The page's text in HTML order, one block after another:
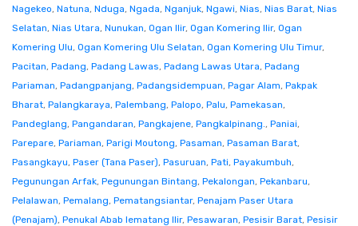
Nagekeo, Natuna, Nduga, Ngada, Nganjuk, Ngawi, Nias, Nias Barat, Nias
Selatan, Nias Utara, Nunukan, Ogan Ilir, Ogan Komering Ilir, Ogan
Komering Ulu, Ogan Komering Ulu Selatan, Ogan Komering Ulu Timur,
Pacitan, Padang, Padang Lawas, Padang Lawas Utara, Padang
Pariaman, Padangpanjang, Padangsidempuan, Pagar Alam, Pakpak
Bharat, Palangkaraya, Palembang, Palopo, Palu, Pamekasan,
Pandeglang, Pangandaran, Pangkajene, Pangkalpinang., Paniai,
Parepare, Pariaman, Parigi Moutong, Pasaman, Pasaman Barat,
Pasangkayu, Paser (Tana Paser), Pasuruan, Pati, Payakumbuh,
Pegunungan Arfak, Pegunungan Bintang, Pekalongan, Pekanbaru,
Pelalawan, Pemalang, Pematangsiantar, Penajam Paser Utara
(Penajam), Penukal Abab lematang Ilir, Pesawaran, Pesisir Barat, Pesisir